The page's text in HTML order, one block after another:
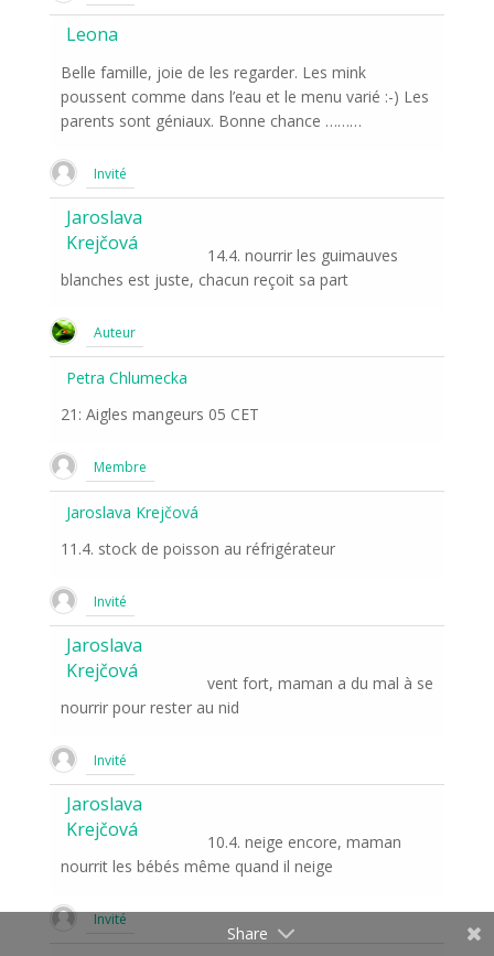
Leona
Belle famille, joie de les regarder. Les mink
poussent comme dans l’eau et le menu varié :-) Les
parents sont géniaux. Bonne chance ………
Invité
Jaroslava
Krejčová
14.4. nourrir les guimauves
blanches est juste, chacun reçoit sa part
Auteur
Petra Chlumecka
21: Aigles mangeurs 05 CET
Membre
Jaroslava Krejčová
11.4. stock de poisson au réfrigérateur
Invité
Jaroslava
Krejčová
vent fort, maman a du mal à se
nourrir pour rester au nid
Invité
Jaroslava
Krejčová
10.4. neige encore, maman
nourrit les bébés même quand il neige
Invité
Share